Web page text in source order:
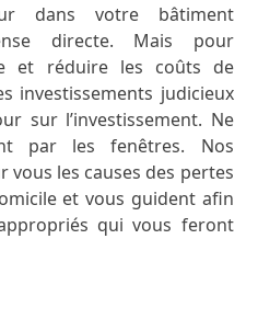
dans votre bâtiment
directe. Mais pour
et réduire les coûts de
investissements judicieux
sur l’investissement. Ne
par les fenêtres. Nos
vous les causes des pertes
et vous guident afin
qui vous feront